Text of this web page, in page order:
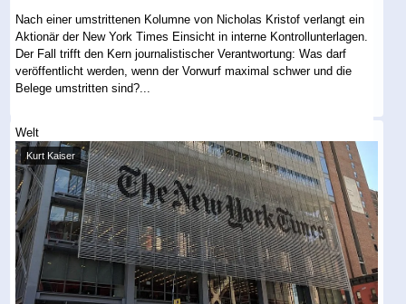
Nach einer umstrittenen Kolumne von Nicholas Kristof verlangt ein
Aktionär der New York Times Einsicht in interne Kontrollunterlagen.
Der Fall trifft den Kern journalistischer Verantwortung: Was darf
veröffentlicht werden, wenn der Vorwurf maximal schwer und die
Belege umstritten sind?...
Welt
Kurt Kaiser